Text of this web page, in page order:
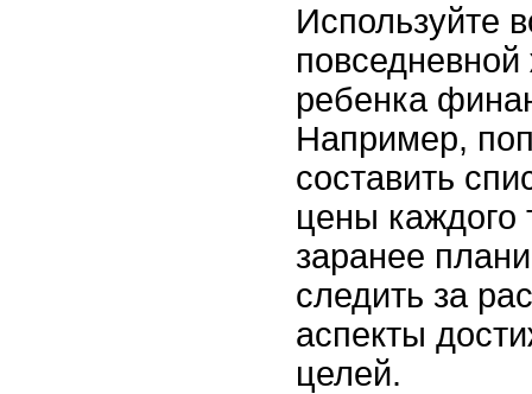
Используйте
ребенка
Например,
составить
цены каждого
заранее
следить за
аспекты
целей.